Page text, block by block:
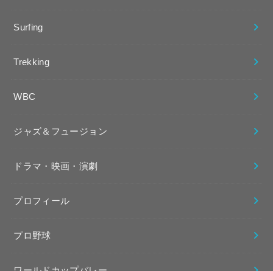
Surfing
Trekking
WBC
ジャズ＆フュージョン
ドラマ・映画・演劇
プロフィール
プロ野球